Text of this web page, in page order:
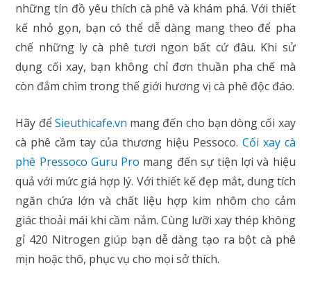
những tín đồ yêu thích cà phê và khám phá. Với thiết
kế nhỏ gọn, bạn có thể dễ dàng mang theo để pha
chế những ly cà phê tươi ngon bất cứ đâu. Khi sử
dụng cối xay, bạn không chỉ đơn thuần pha chế mà
còn đắm chìm trong thế giới hương vị cà phê độc đáo.
Hãy đểSieuthicafe.vn mang đến cho bạn dòng cối xay
cà phê cầm tay của thương hiệu Pessoco. Cối xay cà
phê Pressoco Guru Pro mang đến sự tiện lợi và hiệu
quả với mức giá hợp lý. Với thiết kế đẹp mắt, dung tích
ngăn chứa lớn và chất liệu hợp kim nhôm cho cảm
giác thoải mái khi cầm nắm. Cùng lưỡi xay thép không
gỉ 420 Nitrogen giúp bạn dễ dàng tạo ra bột cà phê
mịn hoặc thô, phục vụ cho mọi sở thích.